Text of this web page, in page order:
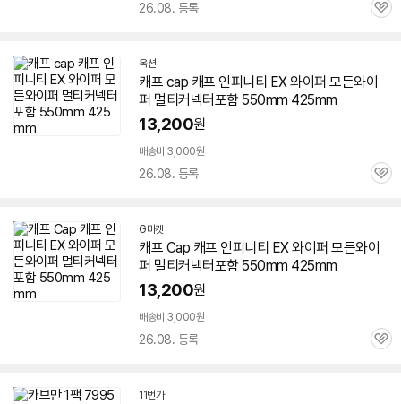
26.08. 등록
관
옥션
캐프 cap 캐프 인피니티 EX 와이퍼 모든와이
퍼 멀티커넥터포함 550mm 425mm
13,200원
배송비 3,000원
26.08. 등록
관
G마켓
캐프 Cap 캐프 인피니티 EX 와이퍼 모든와이
퍼 멀티커넥터포함 550mm 425mm
13,200원
배송비 3,000원
26.08. 등록
관
11번가